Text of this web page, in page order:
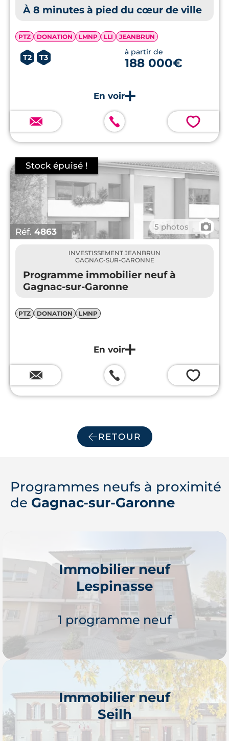
À 8 minutes à pied du cœur de ville
PTZ DONATION LMNP LLI JEANBRUN
T2 T3
à partir de
188 000€
💗
Réf. 4863 5 photos 📷
INVESTISSEMENT JEANBRUN
GAGNAC-SUR-GARONNE
Programme immobilier neuf à
Gagnac-sur-Garonne
PTZ DONATION LMNP
💗
RETOUR
Programmes neufs à proximité
de Gagnac-sur-Garonne
Immobilier neuf
Lespinasse
1 programme neuf
Je découvre
Immobilier neuf
Seilh